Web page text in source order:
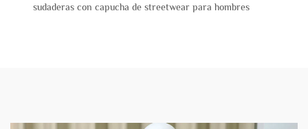
sudaderas con capucha de streetwear para hombres